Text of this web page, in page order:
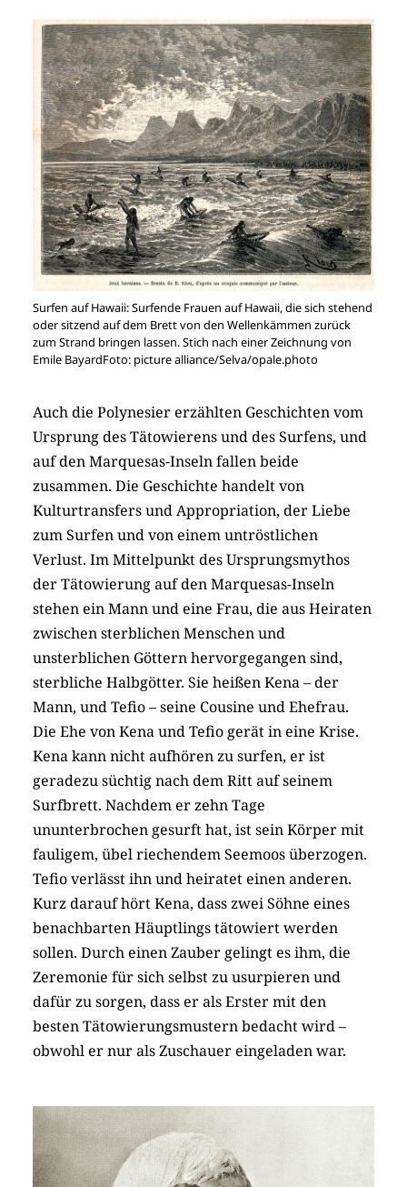
Surfen auf Hawaii: Surfende Frauen auf Hawaii, die sich stehend
oder sitzend auf dem Brett von den Wellenkämmen zurück
zum Strand bringen lassen. Stich nach einer Zeichnung von
Emile BayardFoto: picture alliance/Selva/opale.photo
Auch die Polynesier erzählten Geschichten vom
Ursprung des Tätowierens und des Surfens, und
auf den Marquesas-Inseln fallen beide
zusammen. Die Geschichte handelt von
Kulturtransfers und Appropriation, der Liebe
zum Surfen und von einem untröstlichen
Verlust. Im Mittelpunkt des Ursprungsmythos
der Tätowierung auf den Marquesas-Inseln
stehen ein Mann und eine Frau, die aus Heiraten
zwischen sterblichen Menschen und
unsterblichen Göttern hervorgegangen sind,
sterbliche Halbgötter. Sie heißen Kena – der
Mann, und Tefio – seine Cousine und Ehefrau.
Die Ehe von Kena und Tefio gerät in eine Krise.
Kena kann nicht aufhören zu surfen, er ist
geradezu süchtig nach dem Ritt auf seinem
Surfbrett. Nachdem er zehn Tage
ununterbrochen gesurft hat, ist sein Körper mit
fauligem, übel riechendem Seemoos überzogen.
Tefio verlässt ihn und heiratet einen anderen.
Kurz darauf hört Kena, dass zwei Söhne eines
benachbarten Häuptlings tätowiert werden
sollen. Durch einen Zauber gelingt es ihm, die
Zeremonie für sich selbst zu usurpieren und
dafür zu sorgen, dass er als Erster mit den
besten Tätowierungsmustern bedacht wird –
obwohl er nur als Zuschauer eingeladen war.